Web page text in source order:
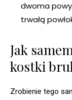
dwoma
trwałą
Jak
kostki
Zrobienie tego